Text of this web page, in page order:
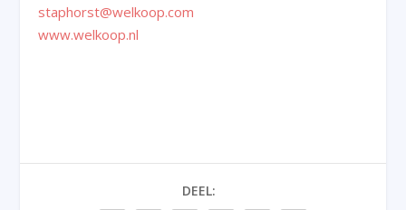
staphorst@welkoop.com
www.welkoop.nl
DEEL: